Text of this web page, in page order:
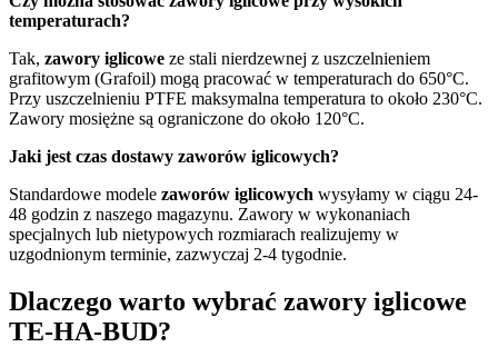
temperaturach?
Tak, zawory iglicowe ze stali nierdzewnej z uszczelnieniem
grafitowym (Grafoil) mogą pracować w temperaturach do 650°C.
Przy uszczelnieniu PTFE maksymalna temperatura to około 230°C.
Zawory mosiężne są ograniczone do około 120°C.
Jaki jest czas dostawy zaworów iglicowych?
Standardowe modele zaworów iglicowych wysyłamy w ciągu 24-
48 godzin z naszego magazynu. Zawory w wykonaniach
specjalnych lub nietypowych rozmiarach realizujemy w
uzgodnionym terminie, zazwyczaj 2-4 tygodnie.
Dlaczego warto wybrać zawory iglicowe
TE-HA-BUD?